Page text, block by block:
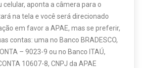
celular, aponta a câmera para o
na tela e você será direcionado
em favor a APAE, mas se preferir,
contas: uma no Banco BRADESCO,
– 9023-9 ou no Banco ITAÚ,
10607-8, CNPJ da APAE